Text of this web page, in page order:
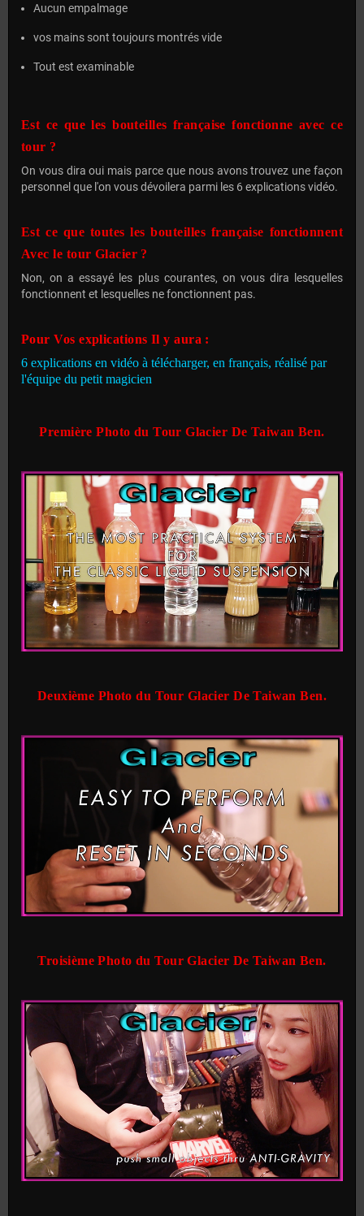
Aucun empalmage
vos mains sont toujours montrés vide
Tout est examinable
Est ce que les bouteilles française fonctionne avec ce
tour ?
On vous dira oui mais parce que nous avons trouvez une façon
personnel que l'on vous dévoilera parmi les 6 explications vidéo.
Est ce que toutes les bouteilles française fonctionnent
Avec le tour Glacier ?
Non, on a essayé les plus courantes, on vous dira lesquelles
fonctionnent et lesquelles ne fonctionnent pas.
Pour Vos explications Il y aura :
6 explications en vidéo à télécharger, en français, réalisé par
l'équipe du petit magicien
Première Photo du Tour Glacier De Taiwan Ben.
Deuxième Photo du Tour Glacier De Taiwan Ben.
Troisième Photo du Tour Glacier De Taiwan Ben.